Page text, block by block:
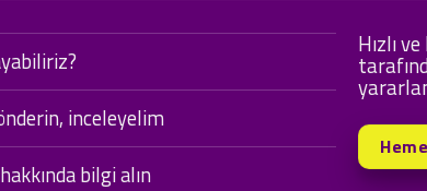
inceleyelim
bilgi alın
Hızlı